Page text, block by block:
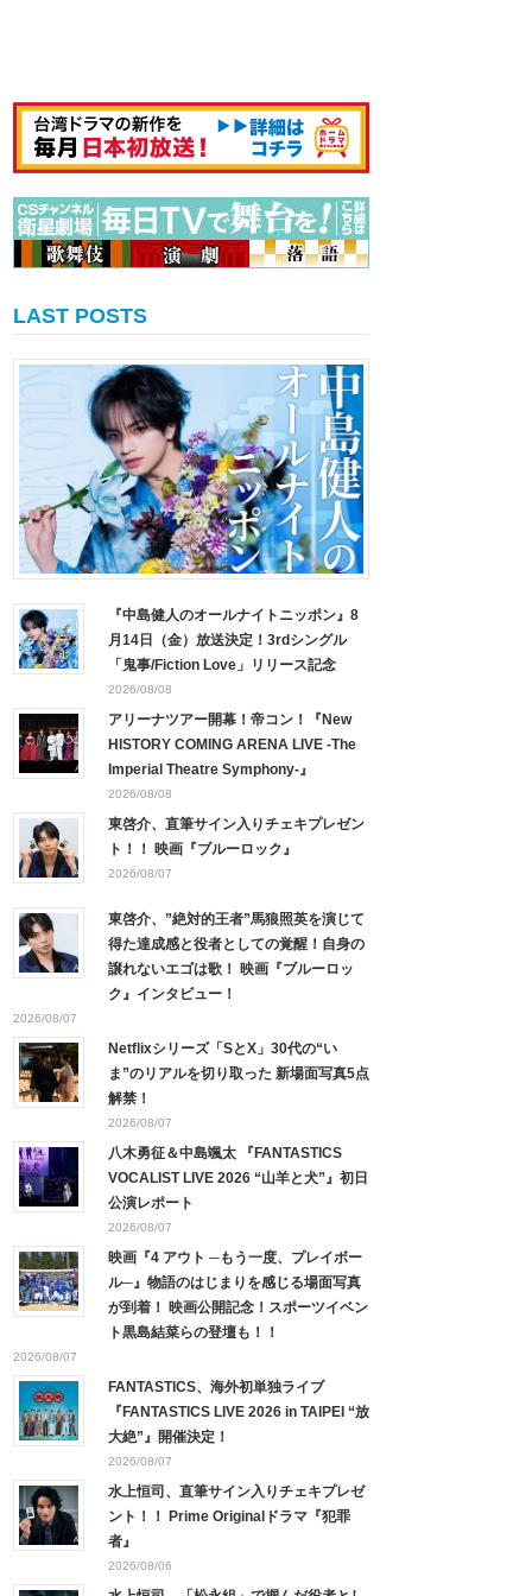
LAST POSTS
『中島健人のオールナイトニッポン』8
月14日（金）放送決定！3rdシングル
「鬼事/Fiction Love」リリース記念
2026/08/08
アリーナツアー開幕！帝コン！『New
HISTORY COMING ARENA LIVE -The
Imperial Theatre Symphony-』
2026/08/08
東啓介、直筆サイン入りチェキプレゼン
ト！！ 映画『ブルーロック』
2026/08/07
東啓介、”絶対的王者”馬狼照英を演じて
得た達成感と役者としての覚醒！自身の
譲れないエゴは歌！ 映画『ブルーロッ
ク』インタビュー！
2026/08/07
Netflixシリーズ「SとX」30代の“い
ま”のリアルを切り取った 新場面写真5点
解禁！
2026/08/07
八木勇征＆中島颯太 『FANTASTICS
VOCALIST LIVE 2026 “山羊と犬”』初日
公演レポート
2026/08/07
映画『4 アウト ─もう一度、プレイボー
ル─』物語のはじまりを感じる場面写真
が到着！ 映画公開記念！スポーツイベン
ト黒島結菜らの登壇も！！
2026/08/07
FANTASTICS、海外初単独ライブ
『FANTASTICS LIVE 2026 in TAIPEI “放
大絶”』開催決定！
2026/08/07
水上恒司、直筆サイン入りチェキプレゼ
ント！！ Prime Originalドラマ『犯罪
者』
2026/08/06